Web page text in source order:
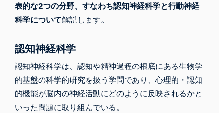
表的な2つの分野、すなわち認知神経科学と行動神経
科学について解説します。
認知神経科学
認知神経科学は、認知や精神過程の根底にある生物学
的基盤の科学的研究を扱う学問であり、心理的・認知
的機能が脳内の神経活動にどのように反映されるかと
いった問題に取り組んでいる。